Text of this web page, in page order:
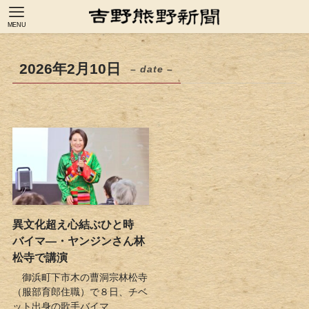
MENU
2026年2月10日 – date –
異文化超え心結ぶひと時
バイマ―・ヤンジンさん林
松寺で講演
御浜町下市木の曹洞宗林松寺
（服部育郎住職）で８日、チベ
ット出身の歌手バイマ...